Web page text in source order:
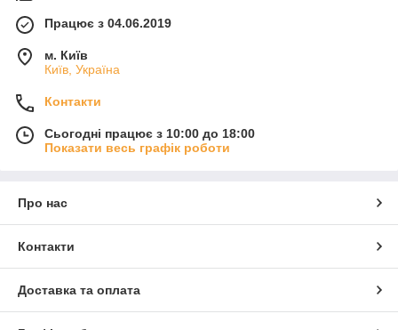
Працює з 04.06.2019
м. Київ
Київ, Україна
Контакти
Сьогодні працює з 10:00 до 18:00
Показати весь графік роботи
Про нас
Контакти
Доставка та оплата